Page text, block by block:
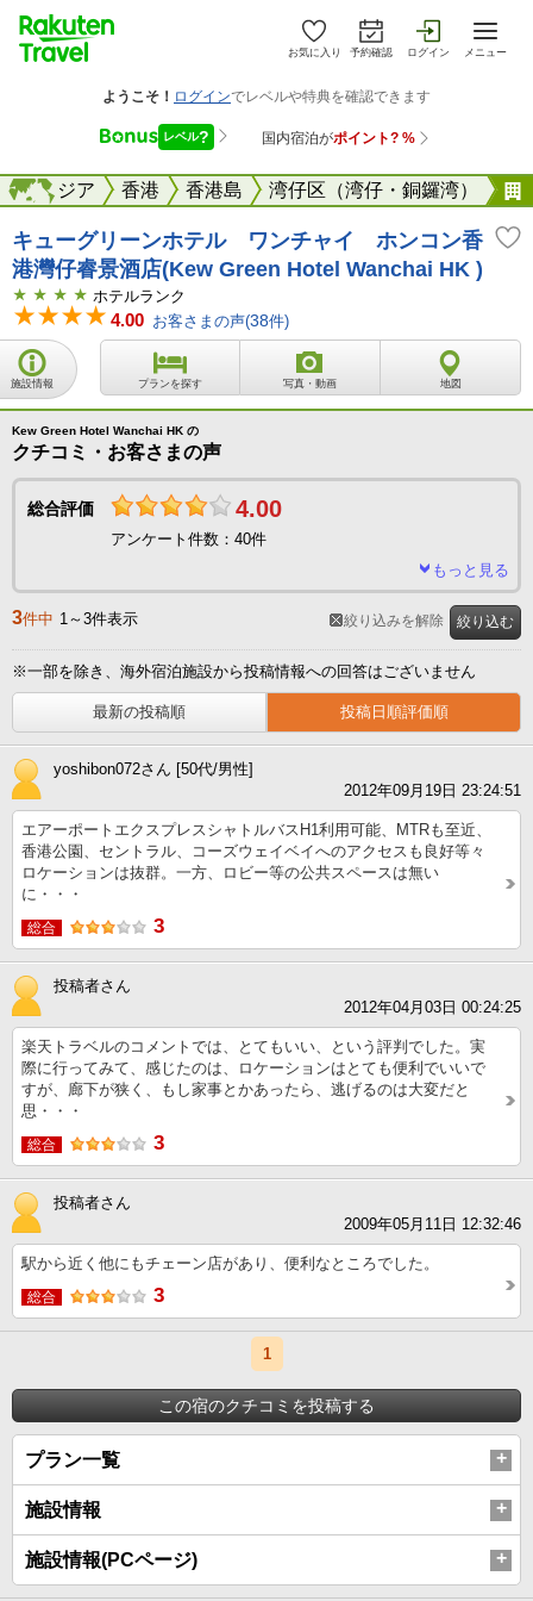
お気に入り 予約確認 ログイン メニュー
海外アジア 香港 香港島 湾仔区（湾仔・銅鑼湾）
海外
キューグリーンホテル ワンチャイ ホンコン香
港灣仔睿景酒店(Kew Green Hotel Wanchai HK )
ホテルランク
4.00 お客さまの声(38件)
施設情報 プランを探す 写真・動画 地図
Kew Green Hotel Wanchai HK の
クチコミ・お客さまの声
総合評価 4.00
アンケート件数：40件
もっと見る
3件中 1～3件表示
※一部を除き、海外宿泊施設から投稿情報への回答はございません
最新の投稿順 投稿日順評価順
絞り込む
絞り込みを解除
yoshibon072さん [50代/男性]
2012年09月19日 23:24:51
エアーポートエクスプレスシャトルバスH1利用可能、MTRも至近、
香港公園、セントラル、コーズウェイベイへのアクセスも良好等々
ロケーションは抜群。一方、ロビー等の公共スペースは無い
に・・・
総合 3
投稿者さん
2012年04月03日 00:24:25
楽天トラベルのコメントでは、とてもいい、という評判でした。実
際に行ってみて、感じたのは、ロケーションはとても便利でいいで
すが、廊下が狭く、もし家事とかあったら、逃げるのは大変だと
思・・・
総合 3
投稿者さん
2009年05月11日 12:32:46
駅から近く他にもチェーン店があり、便利なところでした。
総合 3
1
この宿のクチコミを投稿する
プラン一覧
施設情報
施設情報(PCページ)